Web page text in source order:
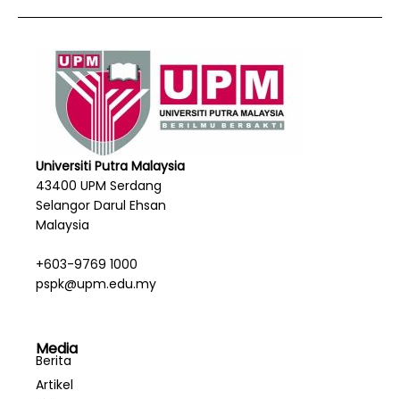
Universiti Putra Malaysia
43400 UPM Serdang
Selangor Darul Ehsan
Malaysia
+603-9769 1000
pspk@upm.edu.my
Media
Berita
Artikel